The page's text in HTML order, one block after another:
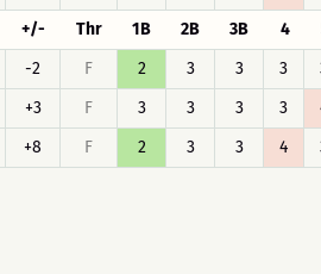
+/- Thr 1B 2B 3B 4
-2 F 2 3 3 3
+3 F 3 3 3 3
+8 F 2 3 3 4